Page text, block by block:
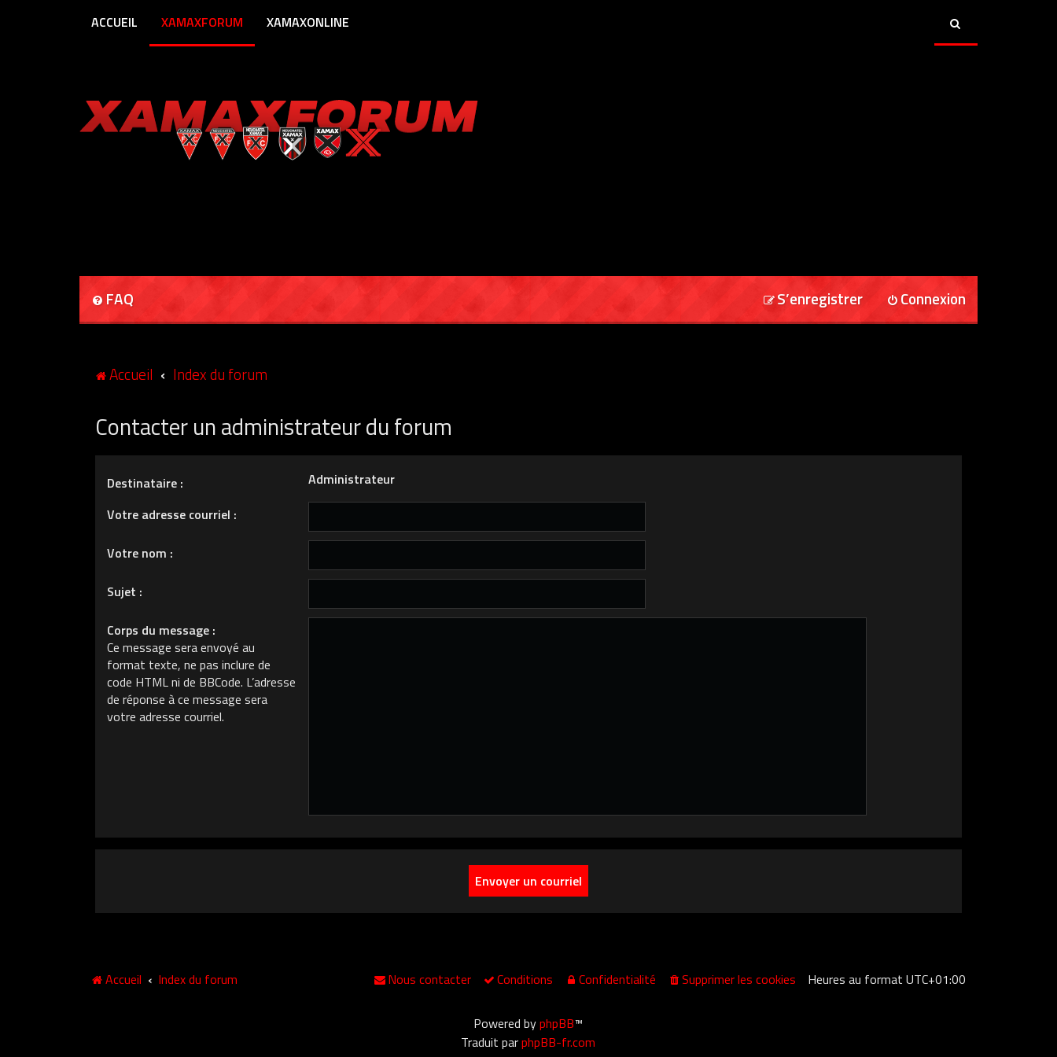
ACCUEIL XAMAXFORUM XAMAXONLINE
FAQ Connexion
S’enregistrer
Accueil Index du forum
Contacter un administrateur du forum
Destinataire :
Administrateur
Votre adresse courriel :
Votre nom :
Sujet :
Corps du message :
Ce message sera envoyé au
format texte, ne pas inclure de
code HTML ni de BBCode. L’adresse
de réponse à ce message sera
votre adresse courriel.
Accueil Index du forum Heures au formatUTC+01:00
Supprimer les cookies
Confidentialité
Conditions
Nous contacter
Powered byphpBB™
Traduit parphpBB-fr.com